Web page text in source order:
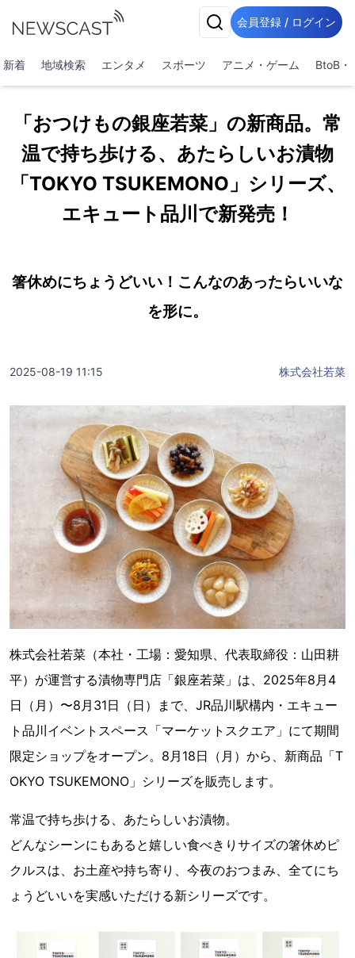
会員登録 / ログイン
新着 地域検索 エンタメ スポーツ アニメ・ゲーム BtoB・
「おつけもの銀座若菜」の新商品。常
温で持ち歩ける、あたらしいお漬物
「TOKYO TSUKEMONO」シリーズ、
エキュート品川で新発売！
箸休めにちょうどいい！こんなのあったらいいな
を形に。
2025-08-19 11:15 株式会社若菜
株式会社若菜（本社・工場：愛知県、代表取締役：山田耕
平）が運営する漬物専門店「銀座若菜」は、2025年8月4
日（月）〜8月31日（日）まで、JR品川駅構内・エキュー
ト品川イベントスペース「マーケットスクエア」にて期間
限定ショップをオープン。8月18日（月）から、新商品「T
OKYO TSUKEMONO」シリーズを販売します。
常温で持ち歩ける、あたらしいお漬物。
どんなシーンにもあると嬉しい食べきりサイズの箸休めピ
クルスは、お土産や持ち寄り、今夜のおつまみ、全てにち
ょうどいいを実感いただける新シリーズです。